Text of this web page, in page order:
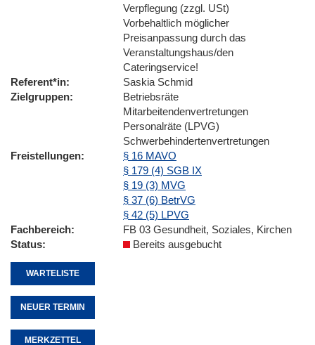
Verpflegung (zzgl. USt)
Vorbehaltlich möglicher
Preisanpassung durch das
Veranstaltungshaus/den
Cateringservice!
Referent*in
Saskia Schmid
Zielgruppen
Betriebsräte
Mitarbeitendenvertretungen
Personalräte (LPVG)
Schwerbehindertenvertretungen
Freistellungen
§ 16 MAVO
§ 179 (4) SGB IX
§ 19 (3) MVG
§ 37 (6) BetrVG
§ 42 (5) LPVG
Fachbereich
FB 03 Gesundheit, Soziales, Kirchen
Status
Bereits ausgebucht
WARTELISTE
NEUER TERMIN
MERKZETTEL